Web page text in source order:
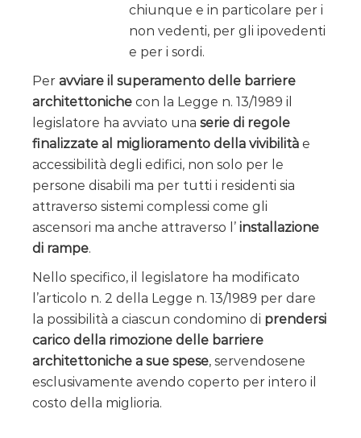
chiunque e in particolare per i
non vedenti, per gli ipovedenti
e per i sordi.
Per avviare il superamento delle barriere
architettoniche con la Legge n. 13/1989 il
legislatore ha avviato una serie di regole
finalizzate al miglioramento della vivibilità e
accessibilità degli edifici, non solo per le
persone disabili ma per tutti i residenti sia
attraverso sistemi complessi come gli
ascensori ma anche attraverso l’ installazione
di rampe.
Nello specifico, il legislatore ha modificato
l’articolo n. 2 della Legge n. 13/1989 per dare
la possibilità a ciascun condomino di prendersi
carico della rimozione delle barriere
architettoniche a sue spese, servendosene
esclusivamente avendo coperto per intero il
costo della miglioria.